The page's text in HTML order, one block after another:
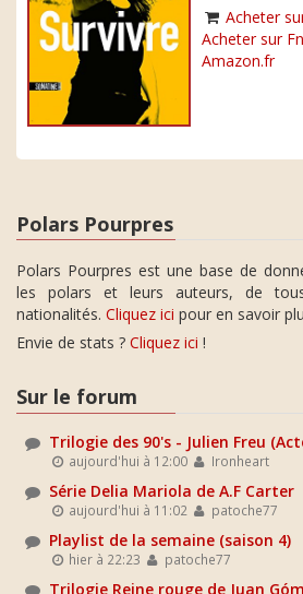
Acheter
Acheter sur
Amazon.fr
Polars Pourpres
Polars Pourpres est une base de
les polars et leurs auteurs, de
nationalités. Cliquez ici pour en savoir
Envie de stats ? Cliquez ici !
Sur le forum
Trilogie des 90's - Julien Freu
aujourd'hui à 12:00 Ironheart
Série Delia Mariola de A.F Carter
aujourd'hui à 11:02 patoche77
Playlist de la semaine (saison 4)
hier à 22:23 patoche77
Trilogie Reine rouge de Juan